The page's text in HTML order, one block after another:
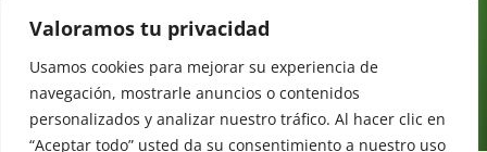
Valoramos tu privacidad
Usamos cookies para mejorar su experiencia de
navegación, mostrarle anuncios o contenidos
personalizados y analizar nuestro tráfico. Al hacer clic en
“Aceptar todo” usted da su consentimiento a nuestro uso
Tel: (+34) 954
25 88 51
redaccion@revistamercados.com
NUESTRO
TELEGRAM
CONTACTO